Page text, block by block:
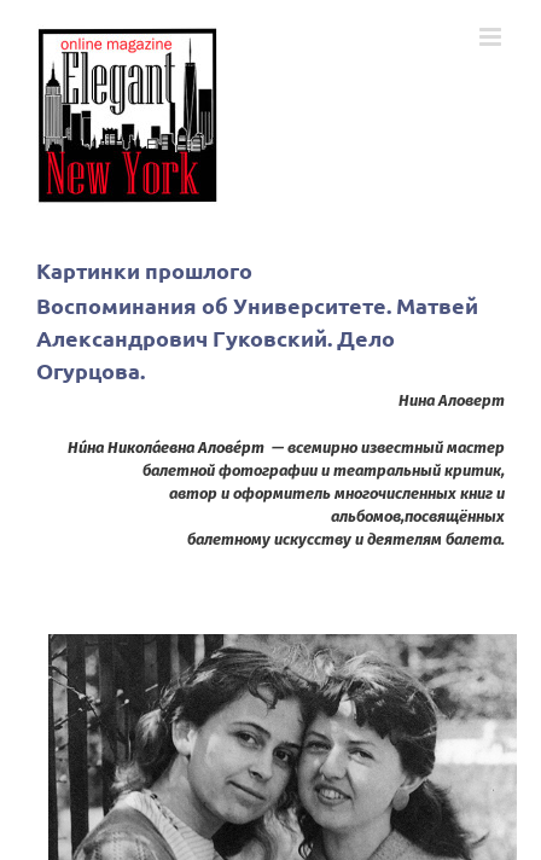
Картинки прошлого
Воспоминания об Университете. Матвей
Александрович Гуковский. Дело
Огурцова.
Нина Аловерт
Ни́на Никола́евна Алове́рт — всемирно известный мастер
балетной фотографии и театральный критик,
автор и оформитель многочисленных книг и
альбомов,посвящённых
балетному искусству и деятелям балета.